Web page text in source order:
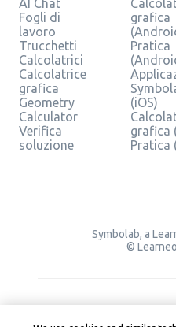
AI Chat
Fogli di
lavoro
Trucchetti
Calcolatrici
Calcolatrice
grafica
Geometry
Calculator
Verifica
soluzione
grafica
Pratica
(iOS)
grafica
Pratica
Symbolab, a
©